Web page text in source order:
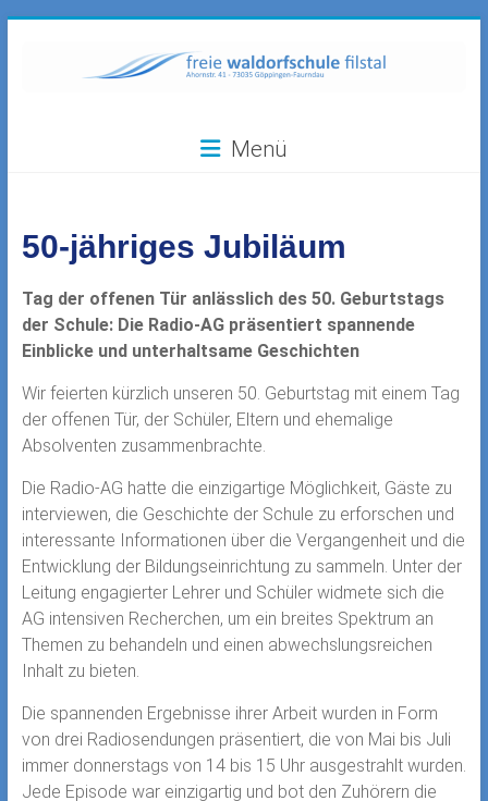
Waldorfschule
73035
Göppingen-
Faurndau,
Ahornstr.
41
Menü
50-jähriges Jubiläum
Tag der offenen Tür anlässlich des 50. Geburtstags
der Schule: Die Radio-AG präsentiert spannende
Einblicke und unterhaltsame Geschichten
Wir feierten kürzlich unseren 50. Geburtstag mit einem Tag
der offenen Tür, der Schüler, Eltern und ehemalige
Absolventen zusammenbrachte.
Die Radio-AG hatte die einzigartige Möglichkeit, Gäste zu
interviewen, die Geschichte der Schule zu erforschen und
interessante Informationen über die Vergangenheit und die
Entwicklung der Bildungseinrichtung zu sammeln. Unter der
Leitung engagierter Lehrer und Schüler widmete sich die
AG intensiven Recherchen, um ein breites Spektrum an
Themen zu behandeln und einen abwechslungsreichen
Inhalt zu bieten.
Die spannenden Ergebnisse ihrer Arbeit wurden in Form
von drei Radiosendungen präsentiert, die von Mai bis Juli
immer donnerstags von 14 bis 15 Uhr ausgestrahlt wurden.
Jede Episode war einzigartig und bot den Zuhörern die